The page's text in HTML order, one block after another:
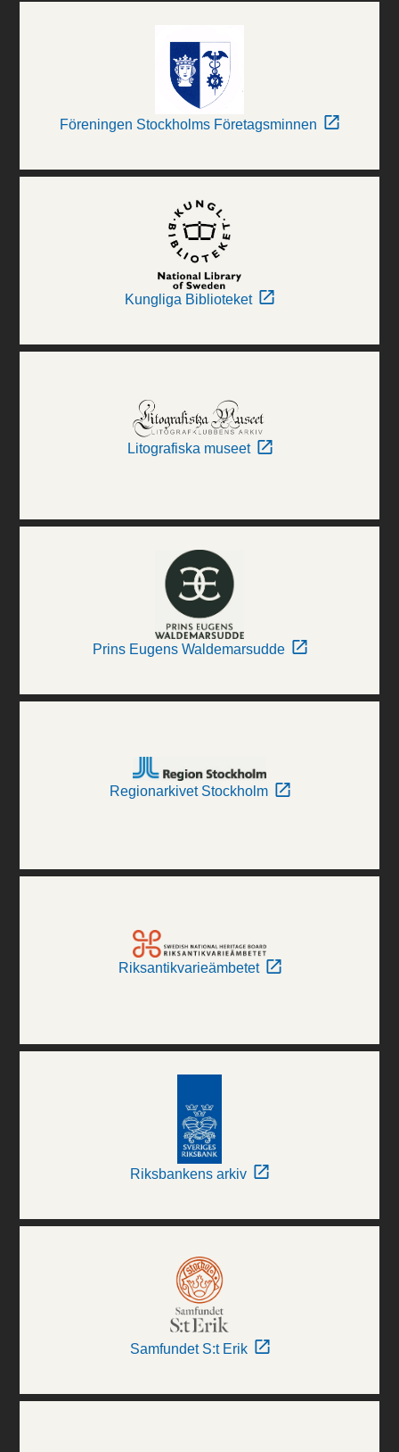
Föreningen Stockholms Företagsminnen
Kungliga Biblioteket
Litografiska museet
Prins Eugens Waldemarsudde
Regionarkivet Stockholm
Riksantikvarieämbetet
Riksbankens arkiv
Samfundet S:t Erik